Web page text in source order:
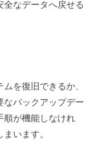
なデータへ戻せる
を復旧できるか、
なバックアップデー
順が機能しなけれ
います。